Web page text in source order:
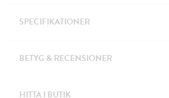
SPECIFIKATIONER
BETYG & RECENSIONER
HITTA I BUTIK